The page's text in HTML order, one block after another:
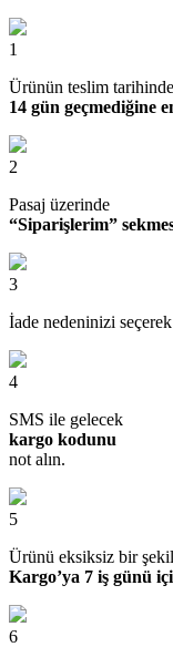
1
Ürünün teslim
14 gün geçmediğine
2
Pasaj üzerinde
“Siparişlerim”
3
İade nedeninizi seçerek
4
SMS ile gelecek
kargo kodunu
not alın.
5
Ürünü eksiksiz bir
Kargo’ya 7 iş günü
6